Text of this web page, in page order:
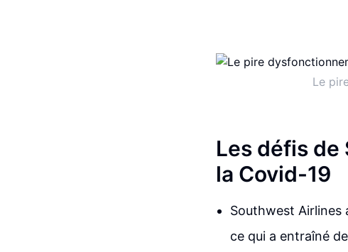
Le
Les défis
la Covid-19
Southwest Airlines
ce qui a entraîné